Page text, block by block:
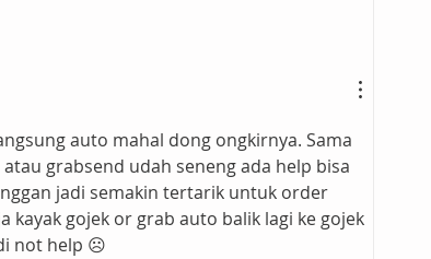
auto mahal dong ongkirnya. Sama
grabsend udah seneng ada help bisa
jadi semakin tertarik untuk order
kayak gojek or grab auto balik lagi ke gojek
not help ☹️